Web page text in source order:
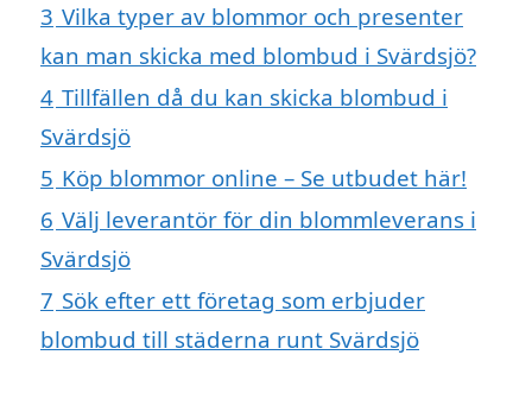
3 Vilka typer av blommor och presenter
kan man skicka med blombud i Svärdsjö?
4 Tillfällen då du kan skicka blombud i
Svärdsjö
5 Köp blommor online – Se utbudet här!
6 Välj leverantör för din blommleverans i
Svärdsjö
7 Sök efter ett företag som erbjuder
blombud till städerna runt Svärdsjö